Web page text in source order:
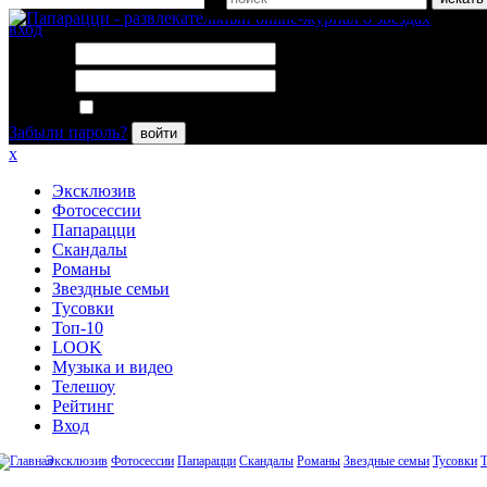
вход
Забыли пароль?
войти
x
Эксклюзив
Фотосессии
Папарацци
Скандалы
Романы
Звездные семьи
Тусовки
Топ-10
LOOK
Музыка и видео
Телешоу
Рейтинг
Вход
Эксклюзив Фотосессии Папарацци Скандалы Романы Звездные семьи Тусовки